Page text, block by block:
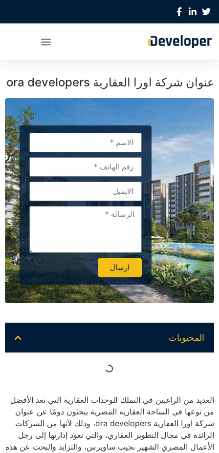
عنوان شركة اورا العقارية ora developers
ارسال
Alternative:
المحتويات
العديد من الراغبين في التملك للوحدات العقارية التي تعد الأفضل
من نوعها في الساحة العقارية المصرية يبحثون دومًا عن عنوان
شركة اورا العقارية ora developers، وذلك لأنها من الشركات
الرائدة في مجال التطوير العقاري، والتي تعود إدارتها إلى رجل
الأعمال المصري الشهير نجيب ساويرس، والتزايد والبحث عن هذه